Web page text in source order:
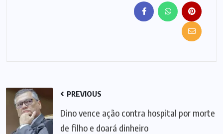
PREVIOUS
Dino vence ação contra hospital por morte
de filho e doará dinheiro